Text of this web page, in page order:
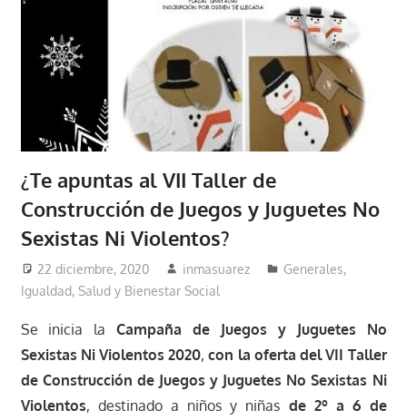
¿Te apuntas al VII Taller de
Construcción de Juegos y Juguetes No
Sexistas Ni Violentos?
22 diciembre, 2020 inmasuarez Generales,
Igualdad, Salud y Bienestar Social
Se inicia laCampaña de Juegos y Juguetes No
Sexistas Ni Violentos 2020,con la oferta del VII Taller
de Construcción de Juegos y Juguetes No Sexistas Ni
Violentos, destinado a niños y niñas de 2º a 6 de